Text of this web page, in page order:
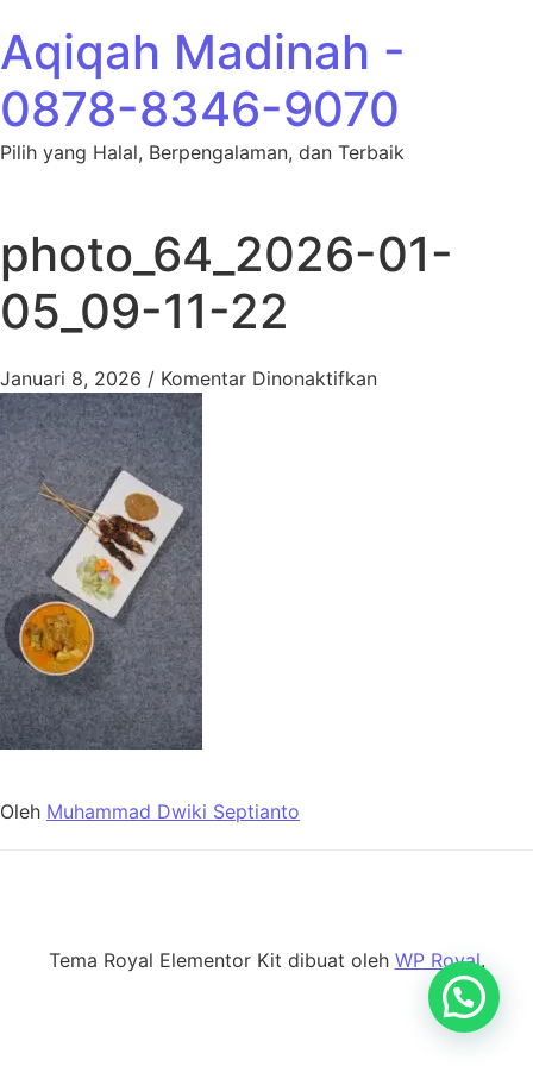
Aqiqah Madinah -
0878-8346-9070
Pilih yang Halal, Berpengalaman, dan Terbaik
photo_64_2026-01-
05_09-11-22
Januari 8, 2026 / Komentar Dinonaktifkanpada
Oleh Muhammad Dwiki Septianto
Tema Royal Elementor Kit dibuat oleh WP Royal.